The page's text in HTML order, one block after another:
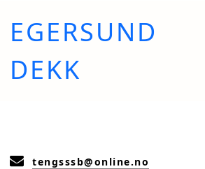
EGERSUND
DEKK
tengsssb@online.no